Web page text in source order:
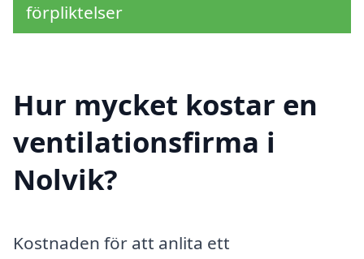
förpliktelser
Hur mycket kostar en
ventilationsfirma i
Nolvik?
Kostnaden för att anlita ett